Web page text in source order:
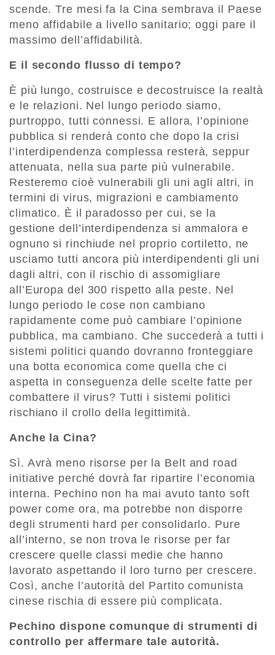
scende. Tre mesi fa la Cina sembrava il Paese
meno affidabile a livello sanitario; oggi pare il
massimo dell’affidabilità.
E il secondo flusso di tempo?
È più lungo, costruisce e decostruisce la realtà
e le relazioni. Nel lungo periodo siamo,
purtroppo, tutti connessi. E allora, l’opinione
pubblica si renderà conto che dopo la crisi
l’interdipendenza complessa resterà, seppur
attenuata, nella sua parte più vulnerabile.
Resteremo cioè vulnerabili gli uni agli altri, in
termini di virus, migrazioni e cambiamento
climatico. È il paradosso per cui, se la
gestione dell’interdipendenza si ammalora e
ognuno si rinchiude nel proprio cortiletto, ne
usciamo tutti ancora più interdipendenti gli uni
dagli altri, con il rischio di assomigliare
all’Europa del 300 rispetto alla peste. Nel
lungo periodo le cose non cambiano
rapidamente come può cambiare l’opinione
pubblica, ma cambiano. Che succederà a tutti i
sistemi politici quando dovranno fronteggiare
una botta economica come quella che ci
aspetta in conseguenza delle scelte fatte per
combattere il virus? Tutti i sistemi politici
rischiano il crollo della legittimità.
Anche la Cina?
Sì. Avrà meno risorse per la Belt and road
initiative perché dovrà far ripartire l’economia
interna. Pechino non ha mai avuto tanto soft
power come ora, ma potrebbe non disporre
degli strumenti hard per consolidarlo. Pure
all’interno, se non trova le risorse per far
crescere quelle classi medie che hanno
lavorato aspettando il loro turno per crescere.
Così, anche l’autorità del Partito comunista
cinese rischia di essere più complicata.
Pechino dispone comunque di strumenti di
controllo per affermare tale autorità.